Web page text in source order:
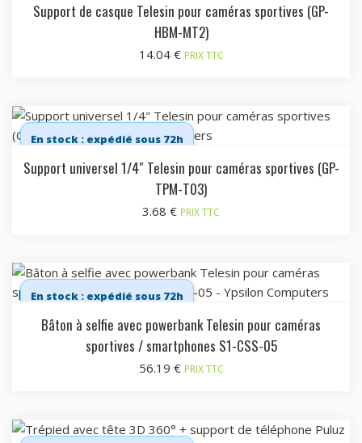
Support de casque Telesin pour caméras sportives (GP-
HBM-MT2)
14.04 € PRIX TTC
En stock : expédié sous 72h
Support universel 1/4″ Telesin pour caméras sportives (GP-
TPM-T03)
3.68 € PRIX TTC
En stock : expédié sous 72h
Bâton à selfie avec powerbank Telesin pour caméras
sportives / smartphones S1-CSS-05
56.19 € PRIX TTC